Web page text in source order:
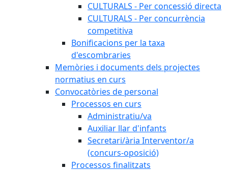
CULTURALS - Per concessió directa
CULTURALS - Per concurrència
competitiva
Bonificacions per la taxa
d'escombraries
Memòries i documents dels projectes
normatius en curs
Convocatòries de personal
Processos en curs
Administratiu/va
Auxiliar llar d'infants
Secretari/ària Interventor/a
(concurs-oposició)
Processos finalitzats